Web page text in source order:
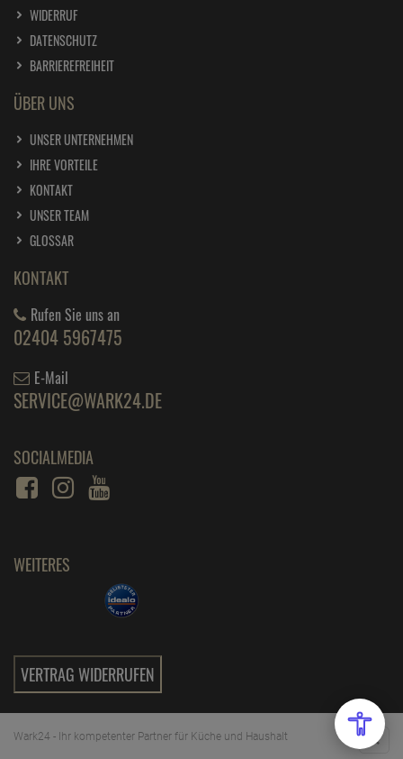
WIDERRUF
DATENSCHUTZ
BARRIEREFREIHEIT
ÜBER UNS
UNSER UNTERNEHMEN
IHRE VORTEILE
KONTAKT
UNSER TEAM
GLOSSAR
KONTAKT
Rufen Sie uns an
02404 5967475
E-Mail
SERVICE@WARK24.DE
SOCIALMEDIA
WEITERES
VERTRAG WIDERRUFEN
Wark24 - Ihr kompetenter Partner für Küche und Haushalt